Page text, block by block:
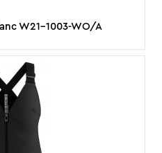
W21-1003-WO/A